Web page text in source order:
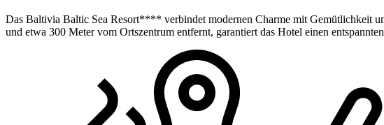
Das Baltivia Baltic Sea Resort**** verbindet modernen Charme mit Gemütlichkeit
und etwa 300 Meter vom Ortszentrum entfernt, garantiert das Hotel einen